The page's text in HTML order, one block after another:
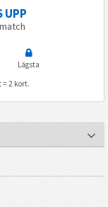
UPP
Lägsta
= 2 kort.